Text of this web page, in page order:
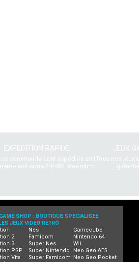
EXPEDITION RAPIDE
commande sont expédiés soit
soit sous 24/48h Maximum
JEUX
Tous nos jeux
SHOP : BOUTIQUE SPECIALISEE
JEUX VIDEO RETRO
2
3
PSP
Vita
Nes
Famicom
Super Nes
Super Nintendo
Super Famicom
Gamecube
Nintendo 64
Wii
Neo Geo AES
Neo Geo Pocket